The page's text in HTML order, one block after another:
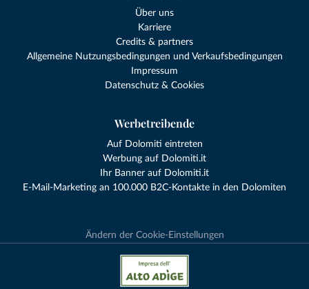
Über uns
Karriere
Credits & partners
Allgemeine Nutzungsbedingungen und Verkaufsbedingungen
Impressum
Datenschutz & Cookies
Werbetreibende
Auf Dolomiti eintreten
Werbung auf Dolomiti.it
Ihr Banner auf Dolomiti.it
E-Mail-Marketing an 100.000 B2C-Kontakte in den Dolomiten
Ändern der Cookie-Einstellungen